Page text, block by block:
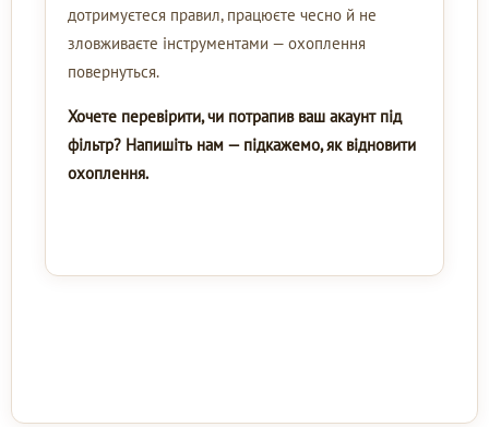
дотримуєтеся правил, працюєте чесно й не
зловживаєте інструментами — охоплення
повернуться.
Хочете перевірити, чи потрапив ваш акаунт під
фільтр? Напишіть нам — підкажемо, як відновити
охоплення.